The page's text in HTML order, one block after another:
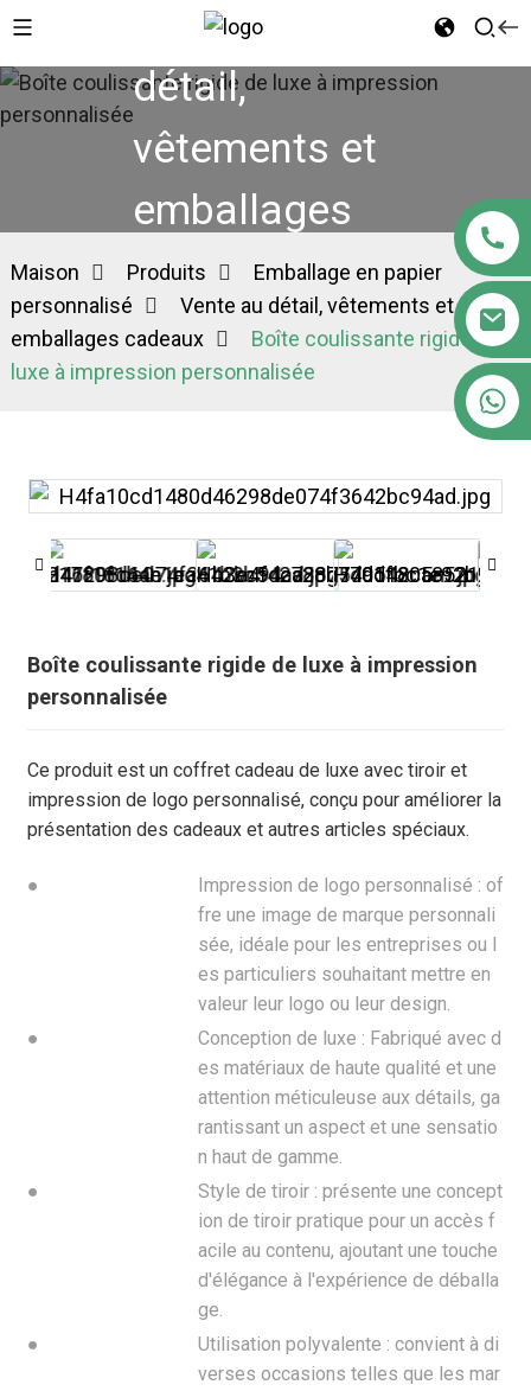
Vente au
détail,
vêtements et
emballages
cadeaux
Maison Produits
Emballage en papier
personnalisé
Vente au détail, vêtements et
emballages cadeaux
Boîte coulissante rigide de
luxe à impression personnalisée
Boîte coulissante rigide de luxe à impression
personnalisée
Ce produit est un coffret cadeau de luxe avec tiroir et
impression de logo personnalisé, conçu pour améliorer la
présentation des cadeaux et autres articles spéciaux.
●
Impression de logo personnalisé : of
fre une image de marque personnali
sée, idéale pour les entreprises ou l
es particuliers souhaitant mettre en
valeur leur logo ou leur design.
●
Conception de luxe : Fabriqué avec d
es matériaux de haute qualité et une
attention méticuleuse aux détails, ga
rantissant un aspect et une sensatio
n haut de gamme.
●
Style de tiroir : présente une concept
ion de tiroir pratique pour un accès f
acile au contenu, ajoutant une touche
d'élégance à l'expérience de déballa
ge.
●
Utilisation polyvalente : convient à di
verses occasions telles que les mar